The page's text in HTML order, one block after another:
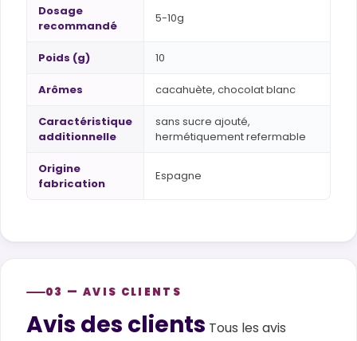
Dosage
recommandé
5-10g
Poids (g) 10
Arômes cacahuète, chocolat blanc
Caractéristique
additionnelle
sans sucre ajouté,
hermétiquement refermable
Origine
fabrication
Espagne
03 — AVIS CLIENTS
Customer reviews
Avis des clients Tous les avis